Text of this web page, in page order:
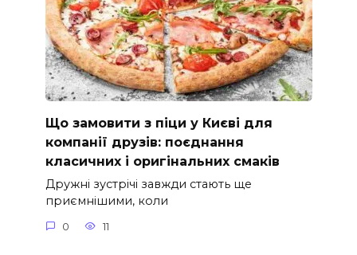
Що замовити з піци у Києві для
компанії друзів: поєднання
класичних і оригінальних смаків
Дружні зустрічі завжди стають ще
приємнішими, коли
0 11